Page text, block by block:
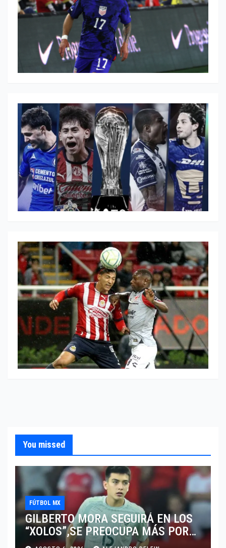
You missed
FÚTBOL MX
GILBERTO MORA SEGUIRÁ EN LOS
“XOLOS”,SE PREOCUPA MÁS POR
JUGAR EN SU EQUIPO.